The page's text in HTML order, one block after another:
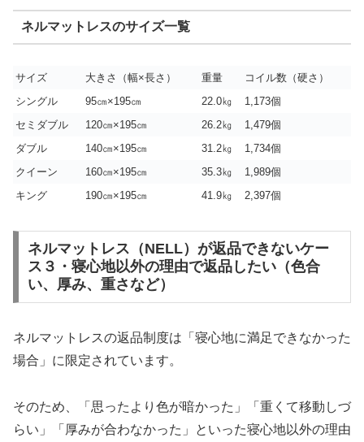
ネルマットレスのサイズ一覧
サイズ 大きさ（幅×長さ） 重量
コイル数（硬さ）
シングル
95㎝×195㎝ 22.0㎏
1,173個
セミダブル
120㎝×195㎝ 26.2㎏
1,479個
ダブル
140㎝×195㎝ 31.2㎏
1,734個
クイーン
160㎝×195㎝ 35.3㎏
1,989個
キング
190㎝×195㎝ 41.9㎏ 2,397個
ネルマットレス（NELL）が返品できないケー
ス３・寝心地以外の理由で返品したい（色合
い、厚み、重さなど）
ネルマットレスの返品制度は「寝心地に満足できなかった
場合」に限定されています。
そのため、「思ったより色が暗かった」「重くて移動しづ
らい」「厚みが合わなかった」といった寝心地以外の理由